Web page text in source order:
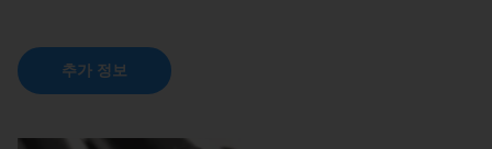
추가 정보